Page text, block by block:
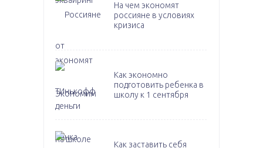
На чем экономят
россияне в условиях
кризиса
Как экономно
подготовить ребенка в
школу к 1 сентября
Как заставить себя